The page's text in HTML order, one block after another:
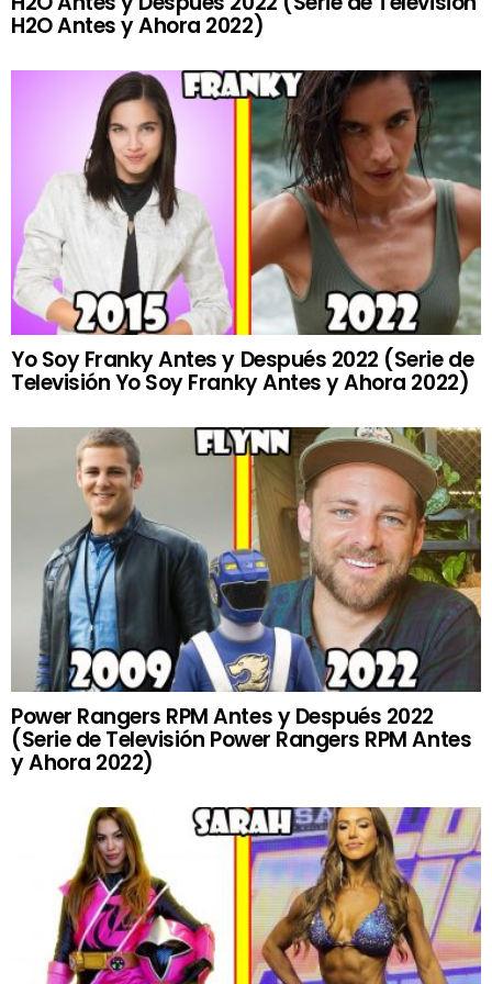
H2O Antes y Ahora 2022)
Yo Soy Franky Antes y Después 2022 (Serie de
Televisión Yo Soy Franky Antes y Ahora 2022)
Power Rangers RPM Antes y Después 2022
(Serie de Televisión Power Rangers RPM Antes
y Ahora 2022)